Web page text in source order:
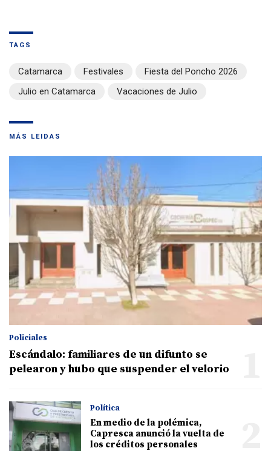
TAGS
Catamarca Festivales
Fiesta del Poncho 2026
Julio en Catamarca
Vacaciones de Julio
MÁS LEIDAS
Policiales
Escándalo: familiares de un difunto se
pelearon y hubo que suspender el velorio
Política
En medio de la polémica,
Capresca anunció la vuelta de
los créditos personales